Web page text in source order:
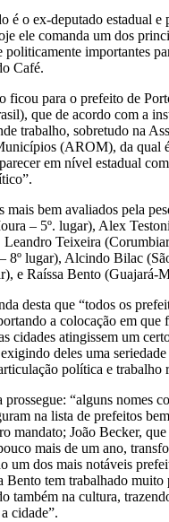
é o ex-deputado estadual e
ele comanda um dos
politicamente importantes
Café.
ficou para o prefeito de
que de acordo com a
trabalho, sobretudo na
(AROM), da qual
em nível estadual
mais bem avaliados pela
– 5º. lugar), Alex
Leandro Teixeira
8º lugar), Alcindo Bilac
e Raíssa Bento (Guajará-
desta que “todos os
a colocação em que
cidades atingissem um
deles uma
política e trabalho
“alguns nomes
na lista de prefeitos
mandato; João Becker,
mais de um ano,
um dos mais notáveis
Bento tem trabalhado
também na cultura,
cidade”.